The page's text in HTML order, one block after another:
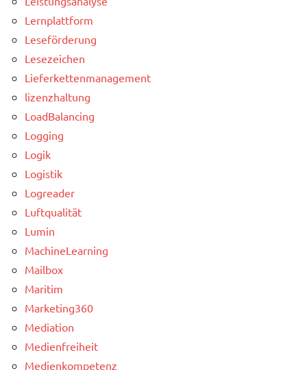
Lernplattform
Leseförderung
Lesezeichen
Lieferkettenmanagement
lizenzhaltung
LoadBalancing
Logging
Logik
Logistik
Logreader
Luftqualität
Lumin
MachineLearning
Mailbox
Maritim
Marketing360
Mediation
Medienfreiheit
Medienkompetenz